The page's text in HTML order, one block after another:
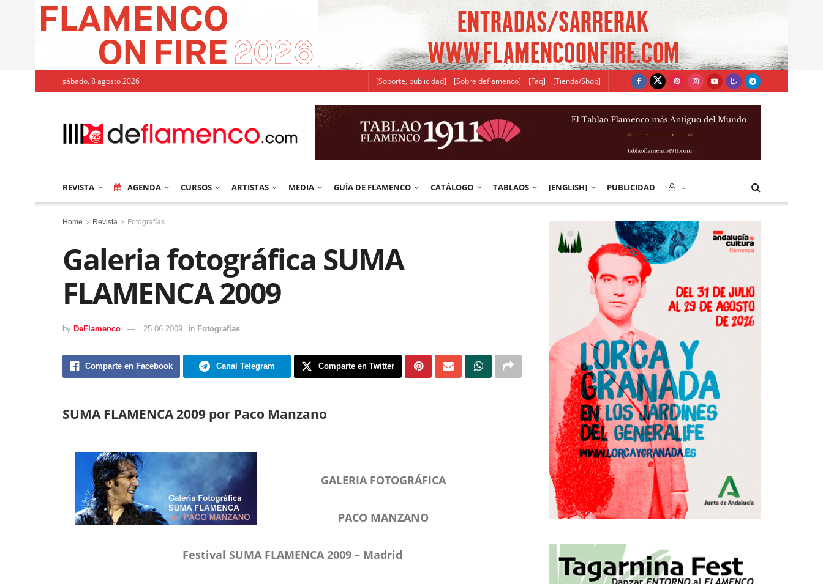
sábado, 8 agosto 2026 [Soporte, publicidad] [Sobre deflamenco] [Faq] [Tienda/Shop]
REVISTA AGENDA CURSOS ARTISTAS MEDIA GUÍA DE FLAMENCO CATÁLOGO TABLAOS [ENGLISH] PUBLICIDAD –
Home Revista Fotografías
Galeria fotográfica SUMA
FLAMENCA 2009
by DeFlamenco 25 06 2009 in Fotografías
Comparte en Facebook Canal Telegram Comparte en Twitter
SUMA FLAMENCA 2009 por Paco Manzano
GALERIA FOTOGRÁFICA
PACO MANZANO
Festival SUMA FLAMENCA 2009 – Madrid